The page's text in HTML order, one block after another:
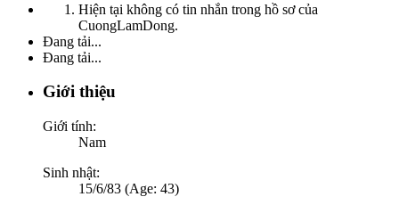
Hiện tại không có tin nhắn trong hồ sơ của
CuongLamDong.
Đang tải...
Đang tải...
Giới thiệu
Giới tính:
Nam
Sinh nhật:
15/6/83 (Age: 43)